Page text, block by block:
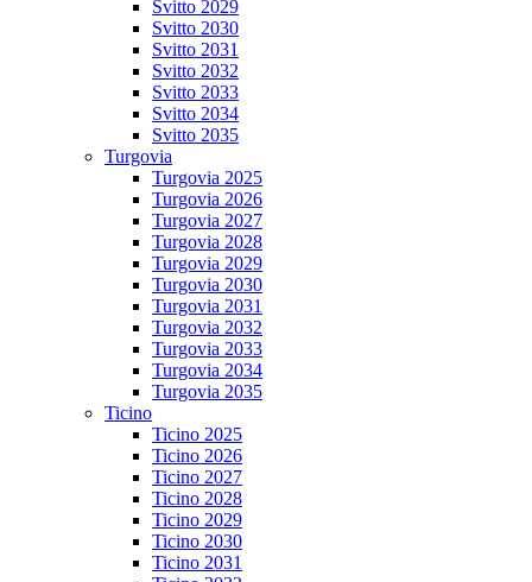
Svitto 2029
Svitto 2030
Svitto 2031
Svitto 2032
Svitto 2033
Svitto 2034
Svitto 2035
Turgovia
Turgovia 2025
Turgovia 2026
Turgovia 2027
Turgovia 2028
Turgovia 2029
Turgovia 2030
Turgovia 2031
Turgovia 2032
Turgovia 2033
Turgovia 2034
Turgovia 2035
Ticino
Ticino 2025
Ticino 2026
Ticino 2027
Ticino 2028
Ticino 2029
Ticino 2030
Ticino 2031